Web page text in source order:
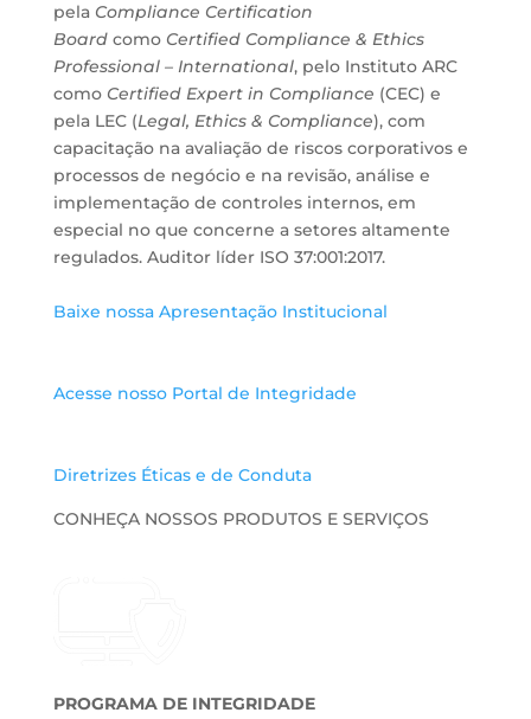
pela Compliance Certification
Boardcomo Certified Compliance & Ethics
Professional – International, pelo Instituto ARC
como Certified Expert in Compliance (CEC) e
pela LEC (Legal, Ethics & Compliance), com
capacitação na avaliação de riscos corporativos e
processos de negócio e na revisão, análise e
implementação de controles internos, em
especial no que concerne a setores altamente
regulados. Auditor líder ISO 37:001:2017.
Baixe nossa Apresentação Institucional
Acesse nosso Portal de Integridade
Diretrizes Éticas e de Conduta
CONHEÇA NOSSOS PRODUTOS E SERVIÇOS
PROGRAMA DE INTEGRIDADE